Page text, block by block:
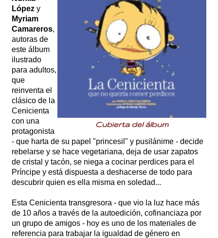
Cubierta del álbum
López y
Myriam
Camareros,
autoras de
este álbum
ilustrado
para adultos,
que
reinventa el
clásico de la
Cenicienta
con una
protagonista
- que harta de su papel "princesil" y pusilánime - decide
rebelarse y se hace vegetariana, deja de usar zapatos
de cristal y tacón, se niega a cocinar perdices para el
Príncipe y está dispuesta a deshacerse de todo para
descubrir quien es ella misma en soledad...
Esta Cenicienta transgresora - que vio la luz hace más
de 10 años a través de la autoedición, cofinanciaza por
un grupo de amigos - hoy es uno de los materiales de
referencia para trabajar la igualdad de género en